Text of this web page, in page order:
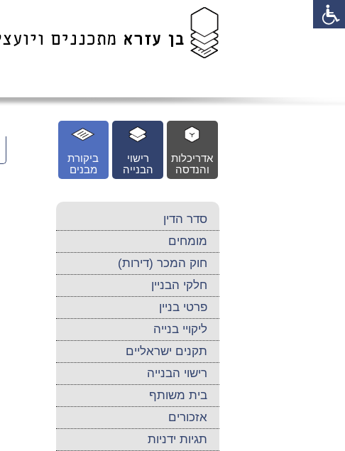
ביקורת
מבנים
רישוי
הבנייה
אדריכלות
והנדסה
סדר הדין
מומחים
חוק המכר (דירות)
חלקי הבניין
פרטי בניין
ליקויי בנייה
תקנים ישראליים
רישוי הבנייה
בית משותף
אזכורים
תגיות ידניות